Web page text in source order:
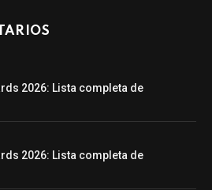
2026: Lista completa de
2026: Lista completa de